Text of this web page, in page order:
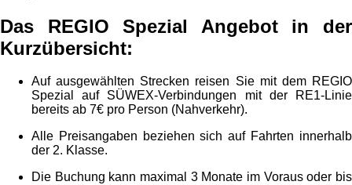
Das REGIO Spezial Angebot in der
Kurzübersicht:
Auf ausgewählten Strecken reisen Sie mit dem REGIO
Spezial auf SÜWEX-Verbindungen mit der RE1-Linie
bereits ab 7€ pro Person (Nahverkehr).
Alle Preisangaben beziehen sich auf Fahrten innerhalb
der 2. Klasse.
Die Buchung kann maximal 3 Monate im Voraus oder bis